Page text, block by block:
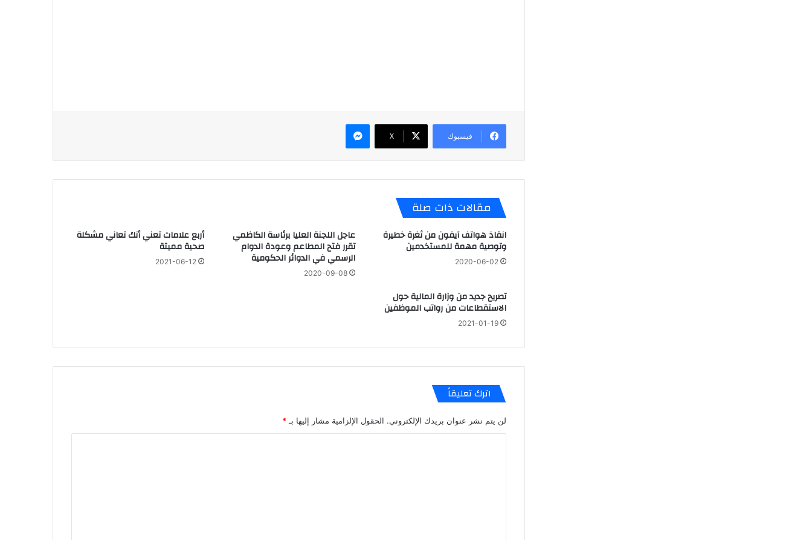
فيسبوك X
ماسنجر
مقالات ذات صلة
انقاذ هواتف آيفون من ثغرة خطيرة
وتوصية مهمة للمستخدمين
2020-06-02
عاجل اللجنة العليا برئاسة الكاظمي
تقرر فتح المطاعم وعودة الدوام
الرسمي في الدوائر الحكومية
2020-09-08
أربع علامات تعني أنك تعاني مشكلة
صحية مميتة
2021-06-12
تصريح جديد من وزارة المالية حول
الاستقطاعات من رواتب الموظفين
2021-01-19
اترك تعليقاً
لن يتم نشر عنوان بريدك الإلكتروني. الحقول الإلزامية مشار إليها بـ *